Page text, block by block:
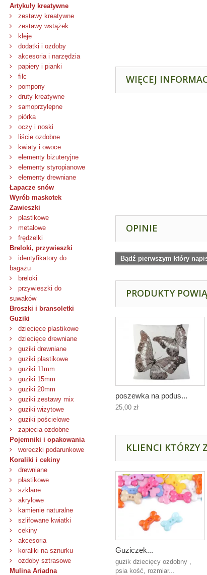
Artykuły kreatywne
zestawy kreatywne
zestawy wstążek
kleje
dodatki i ozdoby
akcesoria i narzędzia
papiery i pianki
filc
pompony
druty kreatywne
samoprzylepne
piórka
oczy i noski
liście ozdobne
kwiaty i owoce
elementy biżuteryjne
elementy styropianowe
elementy drewniane
Łapacze snów
Wyrób maskotek
Zawieszki
plastikowe
metalowe
frędzelki
Breloki, przywieszki
identyfikatory do
bagażu
breloki
przywieszki do
suwaków
Broszki i bransoletki
Guziki
dziecięce plastikowe
dziecięce drewniane
guziki drewniane
guziki plastikowe
guziki 11mm
guziki 15mm
guziki 20mm
guziki zestawy mix
guziki wizytowe
guziki pościelowe
zapięcia ozdobne
Pojemniki i opakowania
woreczki podarunkowe
Koraliki i cekiny
drewniane
plastikowe
szklane
akrylowe
kamienie naturalne
szlifowane kwiatki
cekiny
akcesoria
koraliki na sznurku
ozdoby sztrasowe
Mulina Ariadna
WIĘCEJ
OPINIE
Bądź pierwszym który
PRODUKTY
poszewka na podus...
25,00 zł
KLIENCI KTÓRZY
Guziczek...
guzik dziecięcy ozdobny ,
psia kość, rozmiar...